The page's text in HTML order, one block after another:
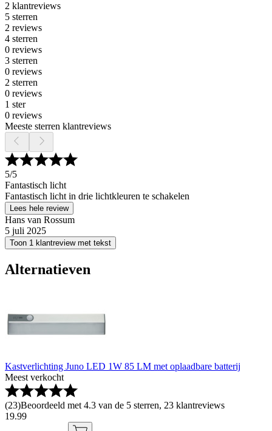
2 klantreviews
5 sterren
2 reviews
4 sterren
0 reviews
3 sterren
0 reviews
2 sterren
0 reviews
1 ster
0 reviews
Meeste sterren klantreviews
5/5
Fantastisch licht
Fantastisch licht in drie lichtkleuren te schakelen
Lees hele review
Hans van Rossum
5 juli 2025
Toon 1 klantreview met tekst
Alternatieven
Kastverlichting Juno LED 1W 85 LM met oplaadbare batterij
Meest verkocht
(23)Beoordeeld met 4.3 van de 5 sterren, 23 klantreviews
19.99